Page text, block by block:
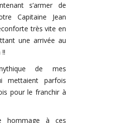
s’armer de
Capitaine Jean
très vite en
une arrivée au
de mes
mettaient parfois
pour le franchir à
hommage à ces